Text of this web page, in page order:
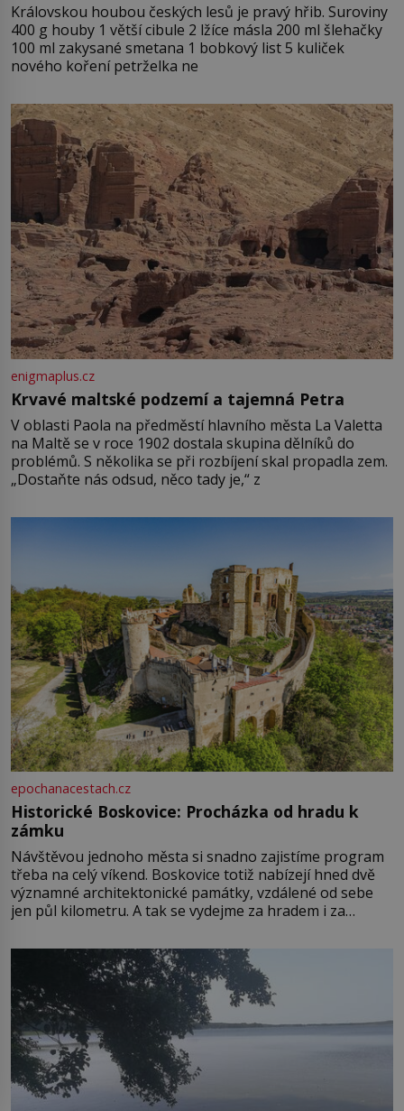
Královskou houbou českých lesů je pravý hřib. Suroviny
400 g houby 1 větší cibule 2 lžíce másla 200 ml šlehačky
100 ml zakysané smetana 1 bobkový list 5 kuliček
nového koření petrželka ne
enigmaplus.cz
Krvavé maltské podzemí a tajemná Petra
V oblasti Paola na předměstí hlavního města La Valetta
na Maltě se v roce 1902 dostala skupina dělníků do
problémů. S několika se při rozbíjení skal propadla zem.
„Dostaňte nás odsud, něco tady je,“ z
epochanacestach.cz
Historické Boskovice: Procházka od hradu k
zámku
Návštěvou jednoho města si snadno zajistíme program
třeba na celý víkend. Boskovice totiž nabízejí hned dvě
významné architektonické památky, vzdálené od sebe
jen půl kilometru. A tak se vydejme za hradem i za
Boskovice na okraji Drahanské vrchoviny vznikla někdy
ve13. století, a už v roce 1313 kronikáři zaznamenali